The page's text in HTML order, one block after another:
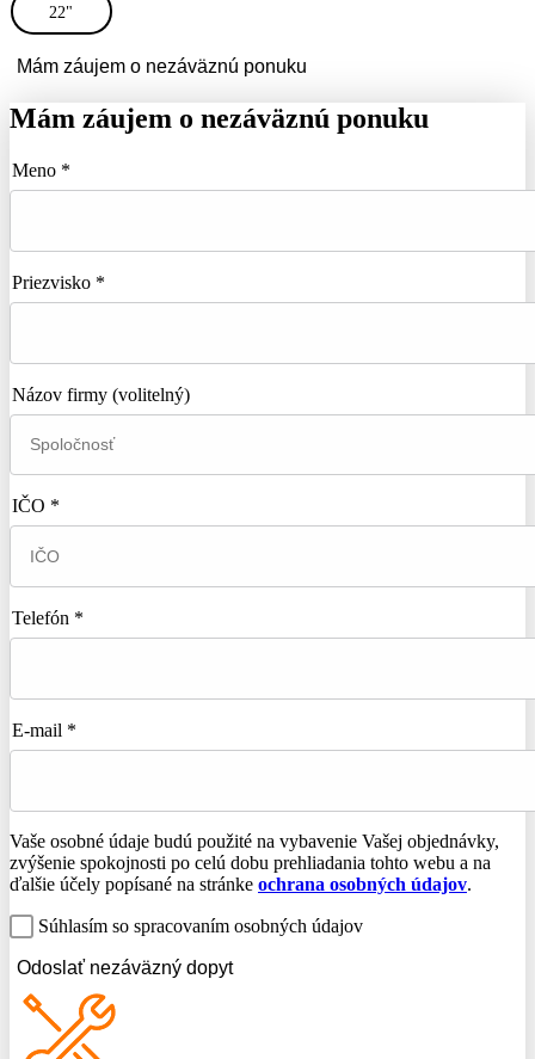
22"
Mám záujem o nezáväznú ponuku
Mám záujem o nezáväznú ponuku
Meno *
Priezvisko *
Názov firmy (volitelný)
IČO *
Telefón *
E-mail *
Vaše osobné údaje budú použité na vybavenie Vašej objednávky,
zvýšenie spokojnosti po celú dobu prehliadania tohto webu a na
ďalšie účely popísané na stránke ochrana osobných údajov.
Súhlasím so spracovaním osobných údajov
Odoslať nezáväzný dopyt